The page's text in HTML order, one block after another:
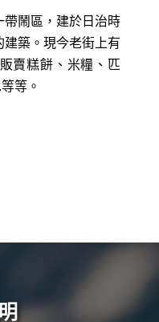
鬧區，建於日治時
築。現今老街上有
賣糕餅、米糧、匹
等。